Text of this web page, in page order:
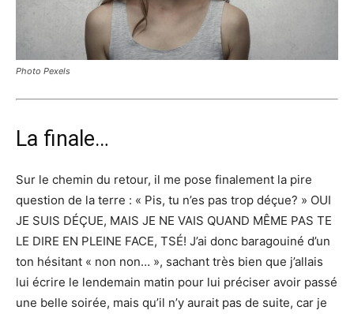
Photo Pexels
La finale…
Sur le chemin du retour, il me pose finalement la pire
question de la terre : « Pis, tu n’es pas trop déçue? » OUI
JE SUIS DÉÇUE, MAIS JE NE VAIS QUAND MÊME PAS TE
LE DIRE EN PLEINE FACE, TSÉ! J’ai donc baragouiné d’un
ton hésitant « non non… », sachant très bien que j’allais
lui écrire le lendemain matin pour lui préciser avoir passé
une belle soirée, mais qu’il n’y aurait pas de suite, car je